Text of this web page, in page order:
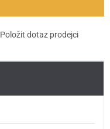
Položit dotaz prodejci